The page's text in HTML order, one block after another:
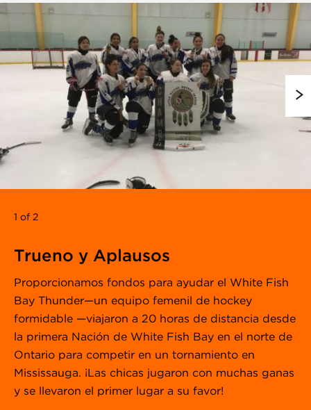
1 of 2
Trueno y Aplausos
Proporcionamos fondos para ayudar el White Fish
Bay Thunder—un equipo femenil de hockey
formidable —viajaron a 20 horas de distancia desde
la primera Nación de White Fish Bay en el norte de
Ontario para competir en un tornamiento en
Mississauga. ¡Las chicas jugaron con muchas ganas
y se llevaron el primer lugar a su favor!